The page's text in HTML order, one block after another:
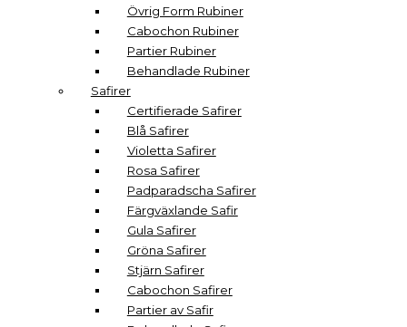
Övrig Form Rubiner
Cabochon Rubiner
Partier Rubiner
Behandlade Rubiner
Safirer
Certifierade Safirer
Blå Safirer
Violetta Safirer
Rosa Safirer
Padparadscha Safirer
Färgväxlande Safir
Gula Safirer
Gröna Safirer
Stjärn Safirer
Cabochon Safirer
Partier av Safir